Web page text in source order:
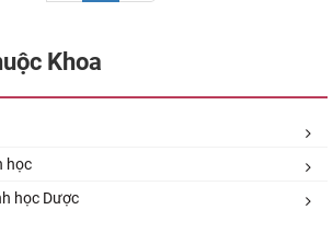
Khoa
học
học Dược​